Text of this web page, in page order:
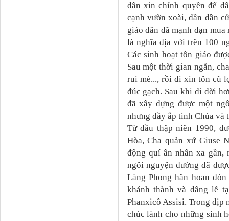
dân xin chính quyền để
cạnh vườn xoài, dần dần
giáo dân đã mạnh dạn
là nghĩa địa với trên 100
Các sinh hoạt tôn giáo
Sau một thời gian ngắn,
rui mè..., rồi đi xin tôn cũ
đúc gạch. Sau khi di dời
đã xây dựng được một
nhưng đầy ắp tình Chúa và
Từ đầu thập niên 1990,
Hòa, Cha quản xứ Giuse
động quí ân nhân xa gần,
ngôi nguyện đường đã
Làng Phong hân hoan
khánh thành và dâng lễ
Phanxicô Assisi. Trong dịp
chúc lành cho những sinh